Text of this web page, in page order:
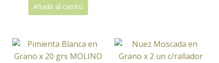
Añadir al carrito